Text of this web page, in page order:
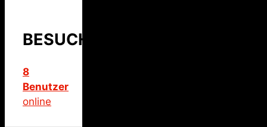
BESUCHER
8
Benutzer
online